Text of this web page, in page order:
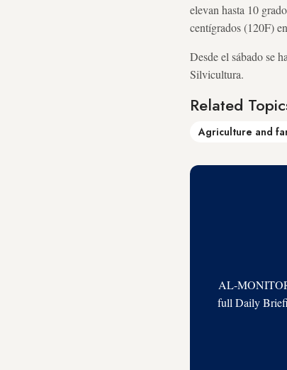
elevan hasta 10
centígrados (120F)
Desde el sábado se
Silvicultura.
Related
Agriculture and
AL-
full Daily